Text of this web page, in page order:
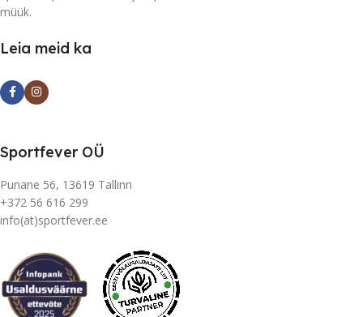
müük.
Leia meid ka
Sportfever OÜ
Punane 56, 13619 Tallinn
+372 56 616 299
info(at)sportfever.ee